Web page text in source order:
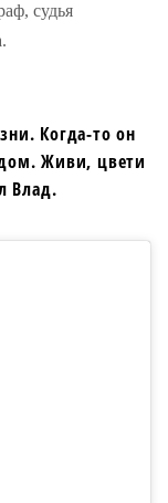
судья
Когда-то он
Живи, цвети
Влад.